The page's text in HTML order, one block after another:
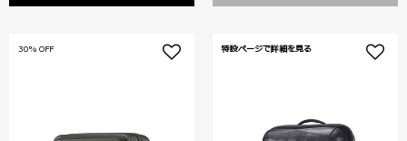
30% OFF 特設ページで詳細を見る